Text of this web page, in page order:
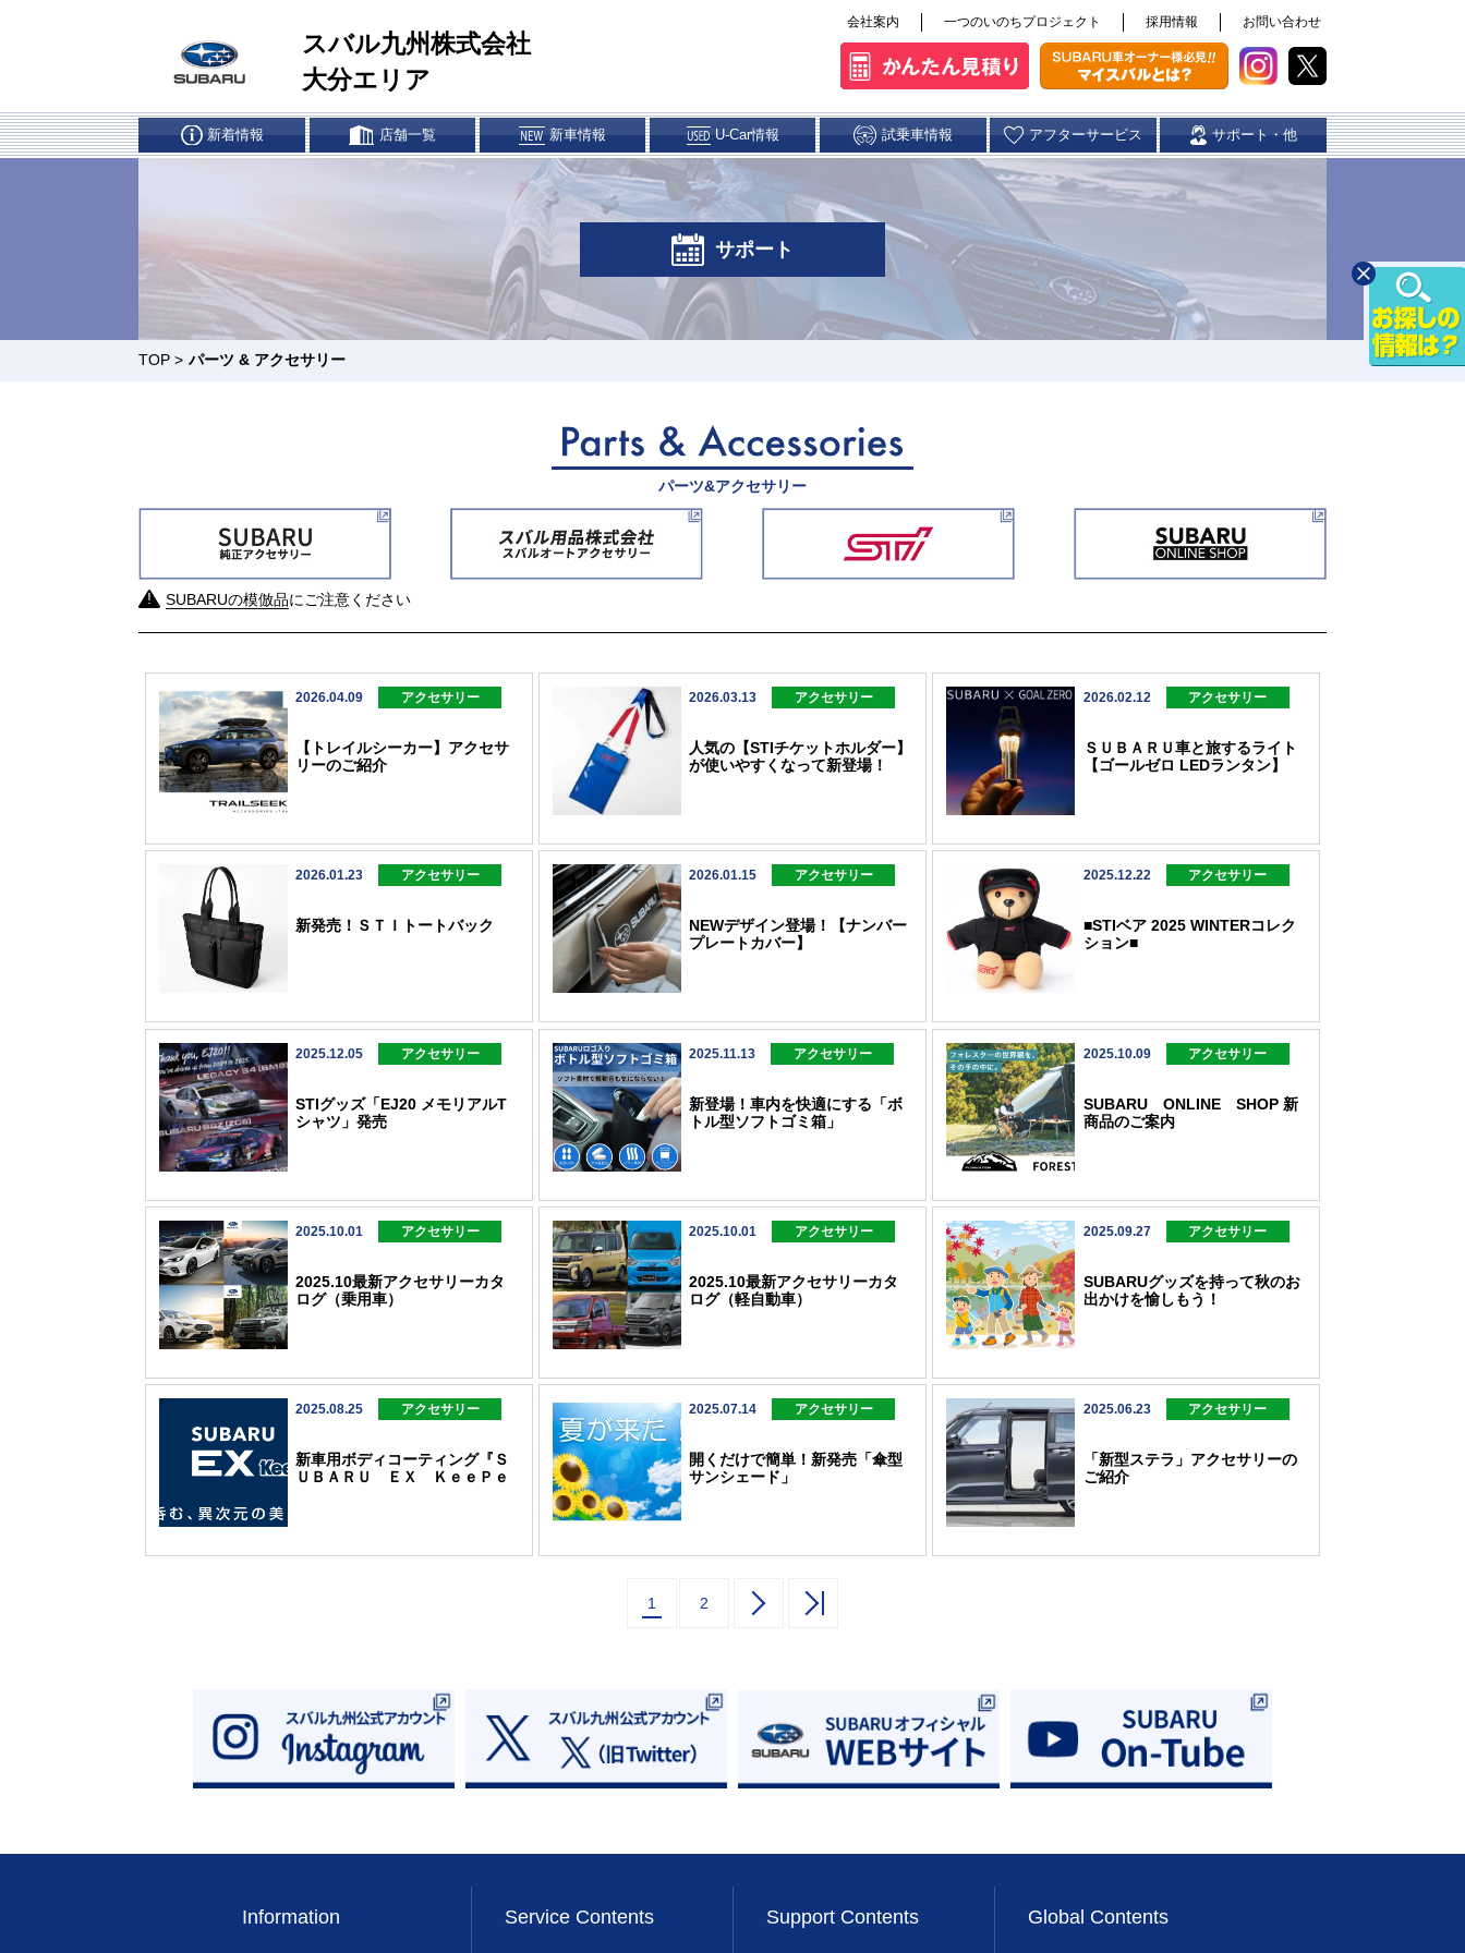
スバル九州株式会社
大分エリア
会社案内 一つのいのちプロジェクト 採用情報 お問い合わせ
新着情報 サポート・他
リース&クレジット
スバル自動車保険
リコール
所有権解除について
店舗一覧
中津店 日田店 カースポット大分 大分店 別府店 日田店
新車情報 U-Car情報 試乗車情報 アフターサービス
サポート
TOP > パーツ & アクセサリー
パーツ&アクセサリー
SUBARUの模倣品にご注意ください
2026.04.09 アクセサリー
【トレイルシーカー】アクセサ
リーのご紹介
2026.03.13 アクセサリー
人気の【STIチケットホルダー】
が使いやすくなって新登場！
2026.02.12 アクセサリー
ＳＵＢＡＲＵ車と旅するライト
【ゴールゼロ LEDランタン】
2026.01.23 アクセサリー
新発売！ＳＴＩトートバック
2026.01.15 アクセサリー
NEWデザイン登場！【ナンバー
プレートカバー】
2025.12.22 アクセサリー
■STIベア 2025 WINTERコレク
ション■
2025.12.05 アクセサリー
STIグッズ「EJ20 メモリアルT
シャツ」発売
2025.11.13 アクセサリー
新登場！車内を快適にする「ボ
トル型ソフトゴミ箱」
2025.10.09 アクセサリー
SUBARU ONLINE SHOP 新
商品のご案内
2025.10.01 アクセサリー
2025.10最新アクセサリーカタ
ログ（乗用車）
2025.10.01 アクセサリー
2025.10最新アクセサリーカタ
ログ（軽自動車）
2025.09.27 アクセサリー
SUBARUグッズを持って秋のお
出かけを愉しもう！
2025.08.25 アクセサリー
新車用ボディコーティング『Ｓ
ＵＢＡＲＵ ＥＸ ＫｅｅＰｅ
2025.07.14 アクセサリー
開くだけで簡単！新発売「傘型
サンシェード」
2025.06.23 アクセサリー
「新型ステラ」アクセサリーの
ご紹介
1 2
Information Service Contents Support Contents Global Contents